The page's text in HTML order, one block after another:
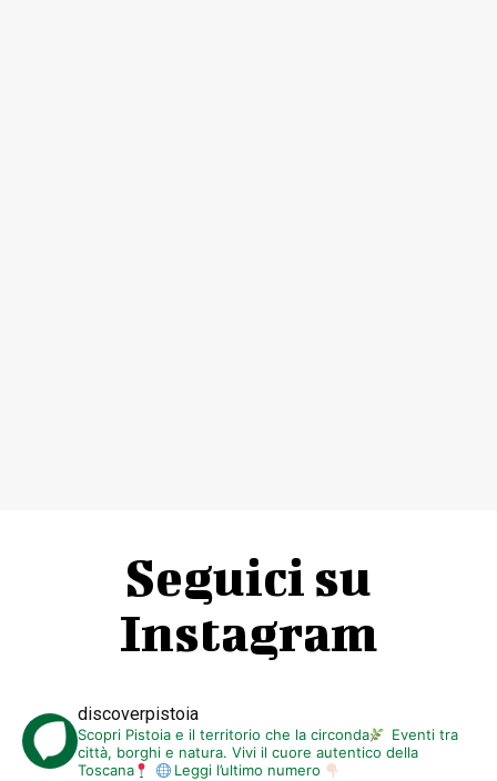
Seguici su
Instagram
discoverpistoia
Scopri Pistoia e il territorio che la circonda
Eventi tra
città, borghi e natura. Vivi il cuore autentico della
Toscana
Leggi l’ultimo numero